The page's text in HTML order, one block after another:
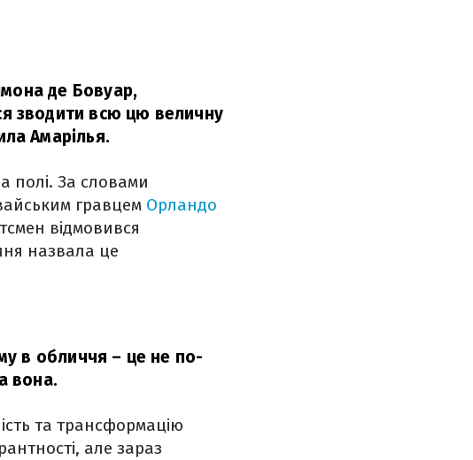
де Бовуар,
зводити всю цю величну
Амарілья.
полі. За словами
гравцем Орландо
відмовився
назвала це
в обличчя – це не по-
вона.
та трансформацію
але зараз